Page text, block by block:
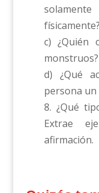
físicamente?
c) ¿Quién
monstruos?
d) ¿Qué
persona un
8. ¿Qué
Extrae
afirmación.